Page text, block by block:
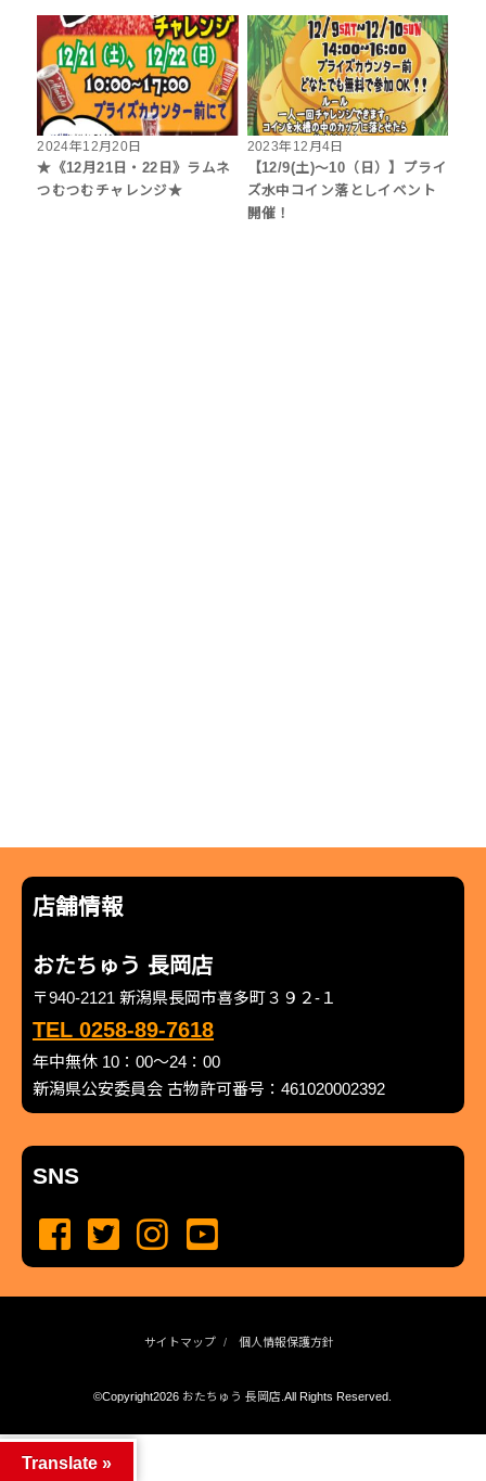
2024年12月20日
★《12月21日・22日》ラムネ
つむつむチャレンジ★
2023年12月4日
【12/9(土)～10（日）】プライ
ズ水中コイン落としイベント
開催！
店舗情報
おたちゅう 長岡店
〒940-2121 新潟県長岡市喜多町３９２-１
TEL 0258-89-7618
年中無休 10：00～24：00
新潟県公安委員会 古物許可番号：461020002392
SNS
サイトマップ 個人情報保護方針
©Copyright2026 おたちゅう 長岡店 .All Rights Reserved.
Translate »